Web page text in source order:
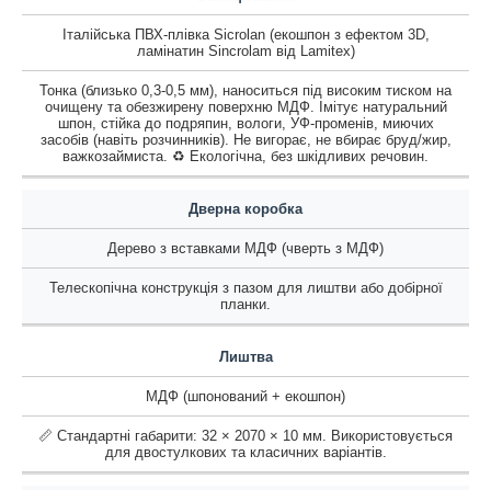
Італійська ПВХ-плівка Sicrolan (екошпон з ефектом 3D,
ламінатин Sincrolam від Lamitex)
Тонка (близько 0,3-0,5 мм), наноситься під високим тиском на
очищену та обезжирену поверхню МДФ. Імітує натуральний
шпон, стійка до подряпин, вологи, УФ-променів, миючих
засобів (навіть розчинників). Не вигорає, не вбирає бруд/жир,
важкозаймиста. ♻️ Екологічна, без шкідливих речовин.
Дверна коробка
Дерево з вставками МДФ (чверть з МДФ)
Телескопічна конструкція з пазом для лиштви або добірної
планки.
Лиштва
МДФ (шпонований + екошпон)
📏 Стандартні габарити: 32 × 2070 × 10 мм. Використовується
для двостулкових та класичних варіантів.